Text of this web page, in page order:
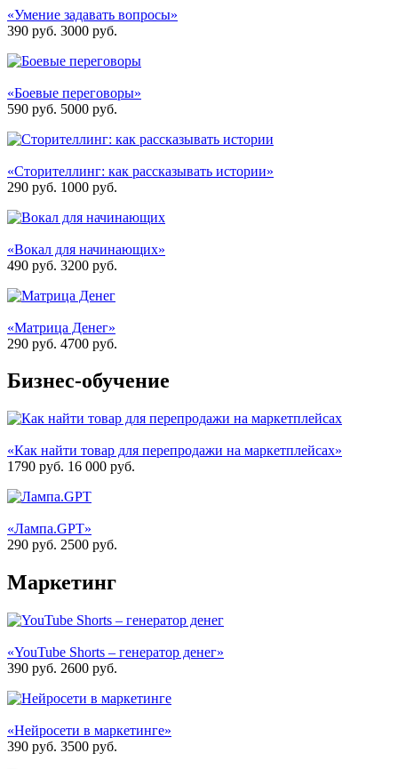
«Умение задавать вопросы»
390 руб. 3000 руб.
«Боевые переговоры»
590 руб. 5000 руб.
«Сторителлинг: как рассказывать истории»
290 руб. 1000 руб.
«Вокал для начинающих»
490 руб. 3200 руб.
«Матрица Денег»
290 руб. 4700 руб.
Бизнес-обучение
«Как найти товар для перепродажи на маркетплейсах»
1790 руб. 16 000 руб.
«Лампа.GPT»
290 руб. 2500 руб.
Маркетинг
«YouTube Shorts – генератор денег»
390 руб. 2600 руб.
«Нейросети в маркетинге»
390 руб. 3500 руб.